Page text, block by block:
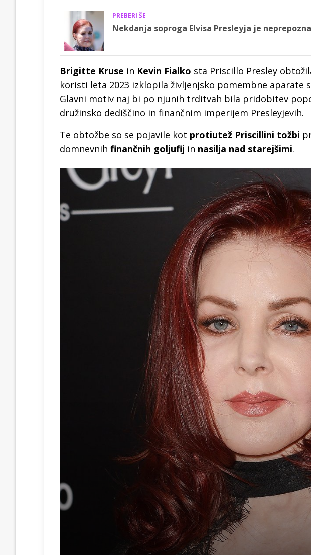
PREBERI ŠE
Nekdanja soproga Elvisa Presleyja je
Brigitte Kruse in Kevin Fialko sta Priscillo Presley
koristi leta 2023 izklopila življenjsko pomembne aparate
Glavni motiv naj bi po njunih trditvah bila pridobitev
družinsko dediščino in finančnim imperijem Presleyjevih.
Te obtožbe so se pojavile kot protiutež Priscillini tožbi
domnevnih finančnih goljufij in nasilja nad starejšimi.